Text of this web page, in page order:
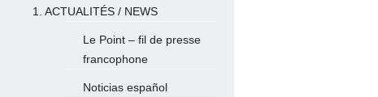
1. ACTUALITÉS / NEWS
Le Point – fil de presse
francophone
Noticias español